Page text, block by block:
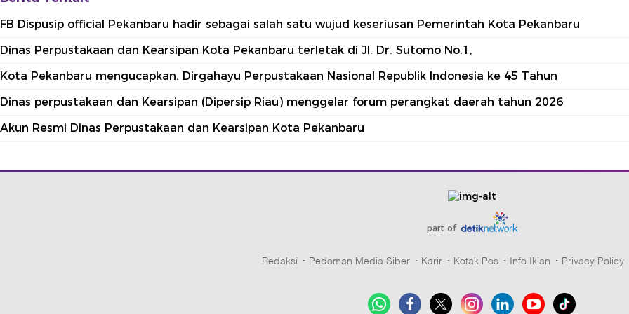
FB Dispusip official Pekanbaru hadir sebagai salah satu wujud keseriusan Pemerintah Kota Pekanbaru
Dinas Perpustakaan dan Kearsipan Kota Pekanbaru terletak di Jl. Dr. Sutomo No.1,
Kota Pekanbaru mengucapkan. Dirgahayu Perpustakaan Nasional Republik Indonesia ke 45 Tahun
Dinas perpustakaan dan Kearsipan (Dipersip Riau) menggelar forum perangkat daerah tahun 2026
Akun Resmi Dinas Perpustakaan dan Kearsipan Kota Pekanbaru
part of
Redaksi Pedoman Media Siber Karir Kotak Pos Info Iklan Privacy Policy